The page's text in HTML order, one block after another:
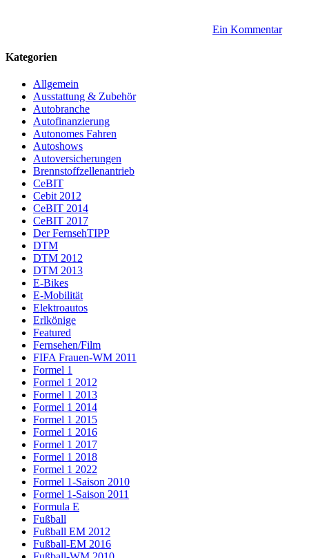
Ein Kommentar
Kategorien
Allgemein
Ausstattung & Zubehör
Autobranche
Autofinanzierung
Autonomes Fahren
Autoshows
Autoversicherungen
Brennstoffzellenantrieb
CeBIT
Cebit 2012
CeBIT 2014
CeBIT 2017
Der FernsehTIPP
DTM
DTM 2012
DTM 2013
E-Bikes
E-Mobilität
Elektroautos
Erlkönige
Featured
Fernsehen/Film
FIFA Frauen-WM 2011
Formel 1
Formel 1 2012
Formel 1 2013
Formel 1 2014
Formel 1 2015
Formel 1 2016
Formel 1 2017
Formel 1 2018
Formel 1 2022
Formel 1-Saison 2010
Formel 1-Saison 2011
Formula E
Fußball
Fußball EM 2012
Fußball-EM 2016